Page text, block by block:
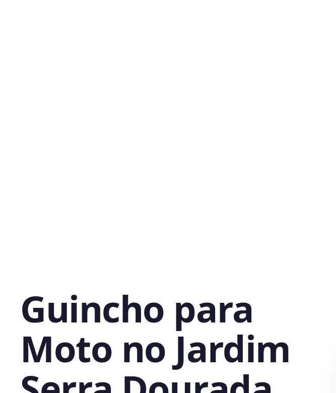
Guincho para
Moto no Jardim